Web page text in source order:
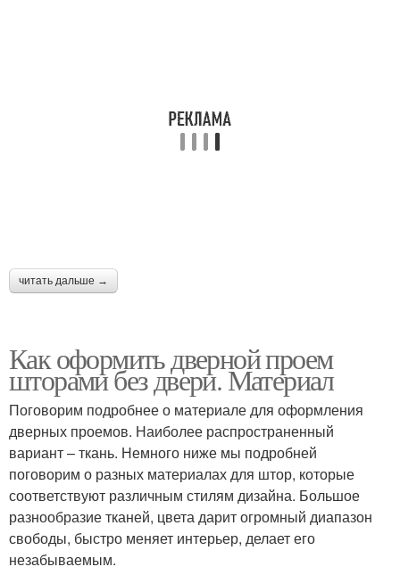
читать дальше →
Как оформить дверной проем
шторами без двери. Материал
Поговорим подробнее о материале для оформления
дверных проемов. Наиболее распространенный
вариант – ткань. Немного ниже мы подробней
поговорим о разных материалах для штор, которые
соответствуют различным стилям дизайна. Большое
разнообразие тканей, цвета дарит огромный диапазон
свободы, быстро меняет интерьер, делает его
незабываемым.